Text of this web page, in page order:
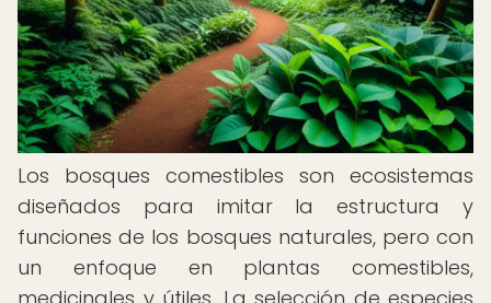
Los bosques comestibles son ecosistemas
diseñados para imitar la estructura y
funciones de los bosques naturales, pero con
un enfoque en plantas comestibles,